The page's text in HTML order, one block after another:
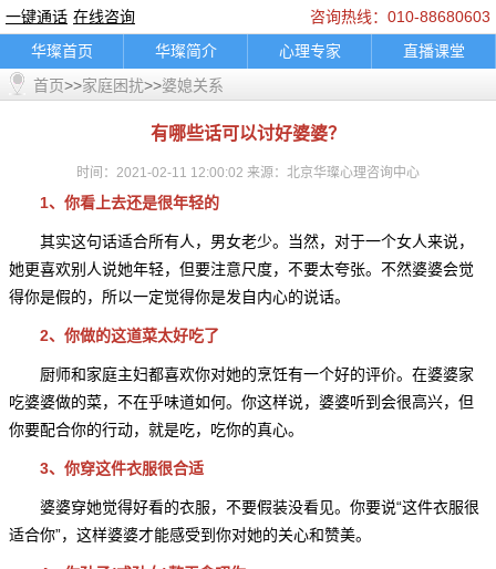
一键通话 在线咨询
咨询热线：010-88680603
华璨首页
华璨简介 心理专家
直播课堂
精彩推荐
咨询指南
婚烟情感 孩子教育
一键通话
轮播图片banner
首页>>家庭困扰>>婆媳关系
有哪些话可以讨好婆婆？
时间：2021-02-11 12:00:02 来源：北京华璨心理咨询中心
1、你看上去还是很年轻的
其实这句话适合所有人，男女老少。当然，对于一个女人来说，
她更喜欢别人说她年轻，但要注意尺度，不要太夸张。不然婆婆会觉
得你是假的，所以一定觉得你是发自内心的说话。
2、你做的这道菜太好吃了
厨师和家庭主妇都喜欢你对她的烹饪有一个好的评价。在婆婆家
吃婆婆做的菜，不在乎味道如何。你这样说，婆婆听到会很高兴，但
你要配合你的行动，就是吃，吃你的真心。
3、你穿这件衣服很合适
婆婆穿她觉得好看的衣服，不要假装没看见。你要说“这件衣服很
适合你”，这样婆婆才能感受到你对她的关心和赞美。